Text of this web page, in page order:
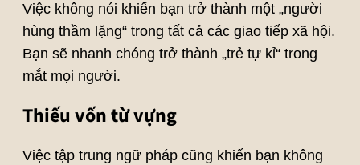
Việc không nói khiến bạn trở thành một „người
hùng thầm lặng“ trong tất cả các giao tiếp xã hội.
Bạn sẽ nhanh chóng trở thành „trẻ tự kỉ“ trong
mắt mọi người.
Thiếu vốn từ vựng
Việc tập trung ngữ pháp cũng khiến bạn không